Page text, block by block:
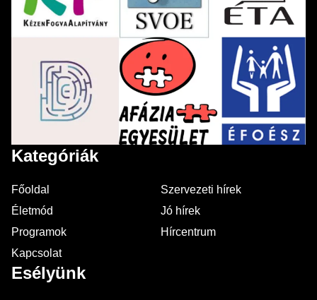
Kategóriák
Főoldal
Szervezeti hírek
Életmód
Jó hírek
Programok
Hírcentrum
Kapcsolat
Esélyünk